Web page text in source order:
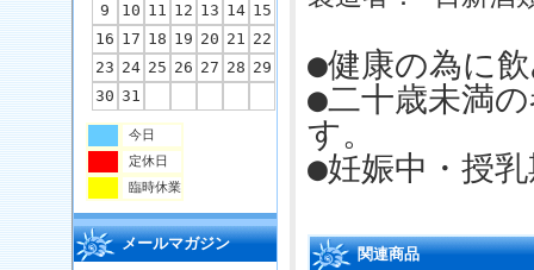
9
10 11 12 13 14 15
16 17 18 19 20 21 22
23 24 25 26 27 28 29
30 31
今日
定休日
臨時休業
メールマガジン
●健康の為に
●二十歳未満
す。
●妊娠中・授
関連商品